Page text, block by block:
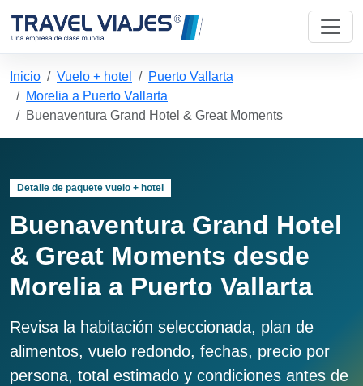
Inicio Vuelo + hotel
Puerto Vallarta
Morelia a Puerto Vallarta
Buenaventura Grand Hotel & Great Moments
Detalle de paquete vuelo + hotel
Buenaventura Grand Hotel
& Great Moments desde
Morelia a Puerto Vallarta
Revisa la habitación seleccionada, plan de
alimentos, vuelo redondo, fechas, precio por
persona, total estimado y condiciones antes de